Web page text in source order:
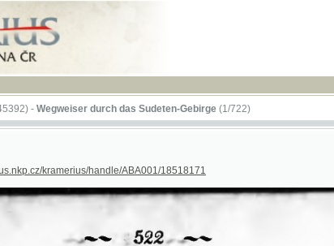
-Wegweiser durch das Sudeten-Gebirge(1/722)
kramerius/handle/ABA001/18518171